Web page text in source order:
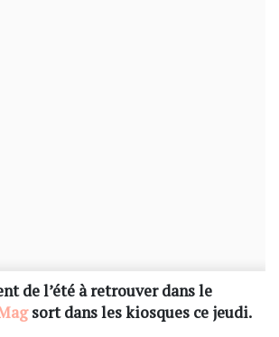
de l’été à retrouver dans le
sort dans les kiosques ce jeudi.